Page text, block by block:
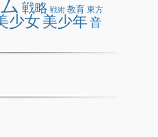
戦略 戦術 教育 東方
少女美少年音